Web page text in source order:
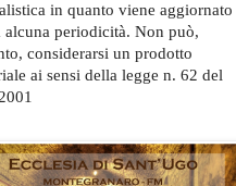
in quanto viene aggiornato
alcuna periodicità. Non può,
considerarsi un prodotto
ai sensi della legge n. 62 del